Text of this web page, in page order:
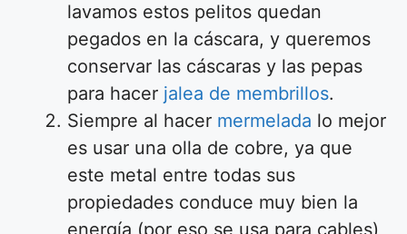
lavamos estos pelitos quedan
pegados en la cáscara, y queremos
conservar las cáscaras y las pepas
para hacer jalea de membrillos.
Siempre al hacer mermelada lo mejor
es usar una olla de cobre, ya que
este metal entre todas sus
propiedades conduce muy bien la